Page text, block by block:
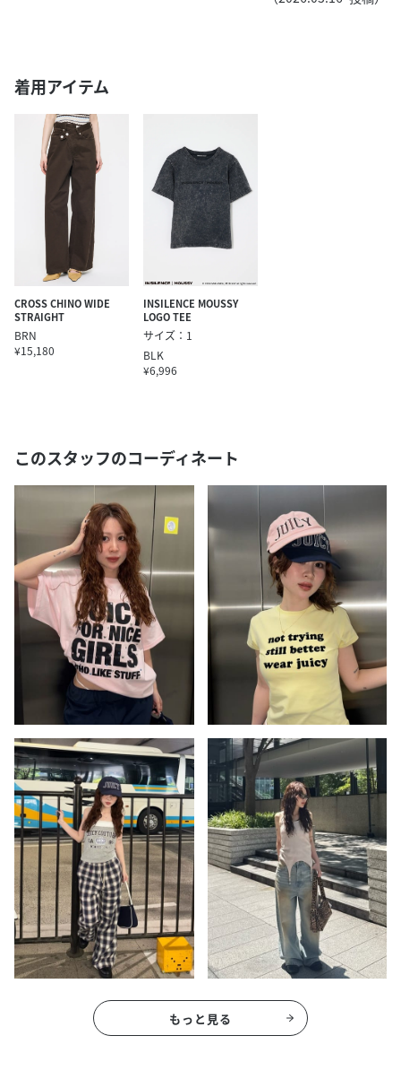
着用アイテム
CROSS CHINO WIDE
STRAIGHT
BRN
¥15,180
INSILENCE MOUSSY
LOGO TEE
サイズ：1
BLK
¥6,996
このスタッフのコーディネート
もっと見る